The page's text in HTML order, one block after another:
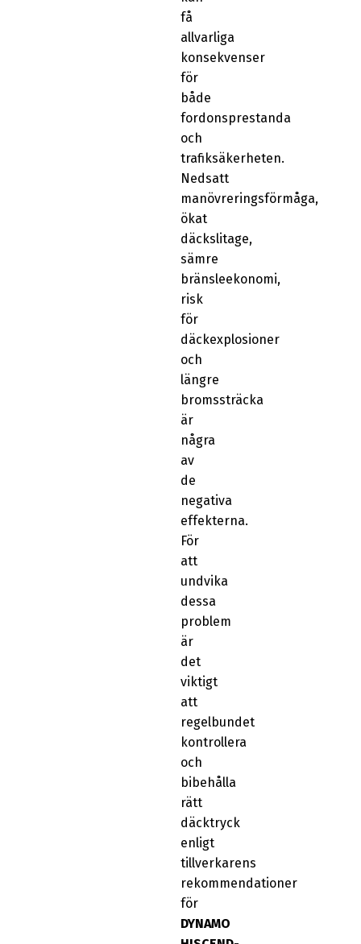
få
allvarliga
konsekvenser
för
både
fordonsprestanda
och
trafiksäkerheten.
Nedsatt
manövreringsförmåga,
ökat
däckslitage,
sämre
bränsleekonomi,
risk
för
däckexplosioner
och
längre
bromssträcka
är
några
av
de
negativa
effekterna.
För
att
undvika
dessa
problem
är
det
viktigt
att
regelbundet
kontrollera
och
bibehålla
rätt
däcktryck
enligt
tillverkarens
rekommendationer
för
DYNAMO